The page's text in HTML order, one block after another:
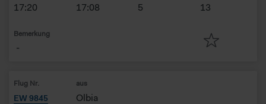
17:20 17:08 5 13
Bemerkung
-
Flug Nr.
EW 9845
aus
Olbia